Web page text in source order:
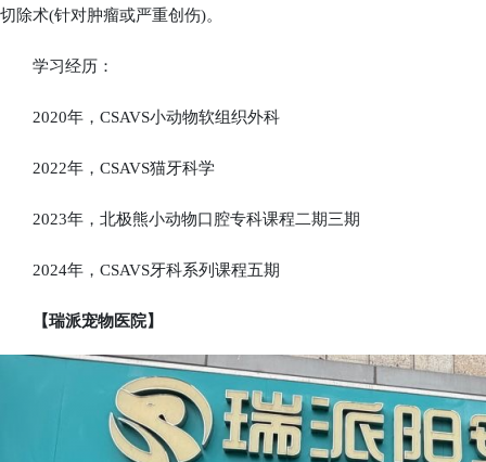
切除术(针对肿瘤或严重创伤)。
学习经历：
2020年，CSAVS小动物软组织外科
2022年，CSAVS猫牙科学
2023年，北极熊小动物口腔专科课程二期三期
2024年，CSAVS牙科系列课程五期
【瑞派宠物医院】